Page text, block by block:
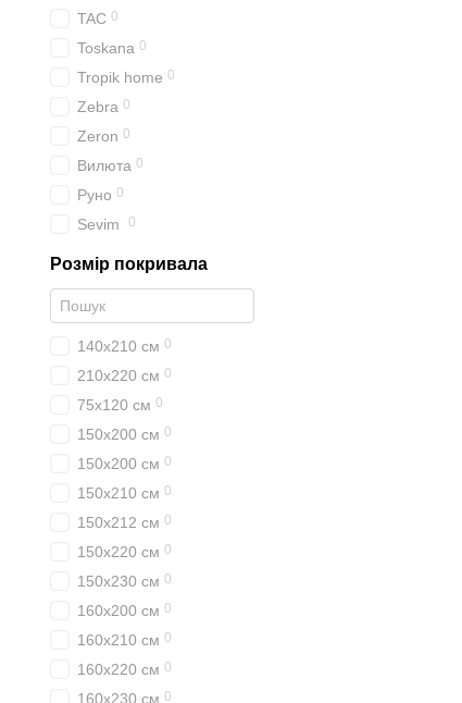
TAC 0
Toskana 0
Tropik home 0
Zebra 0
Zeron 0
Вилюта 0
Руно 0
Sevim 0
Розмір покривала
140х210 см 0
210х220 см 0
75х120 см 0
150х200 см 0
150x200 см 0
150х210 см 0
150х212 см 0
150х220 см 0
150х230 см 0
160х200 см 0
160х210 см 0
160х220 см 0
160х230 см 0